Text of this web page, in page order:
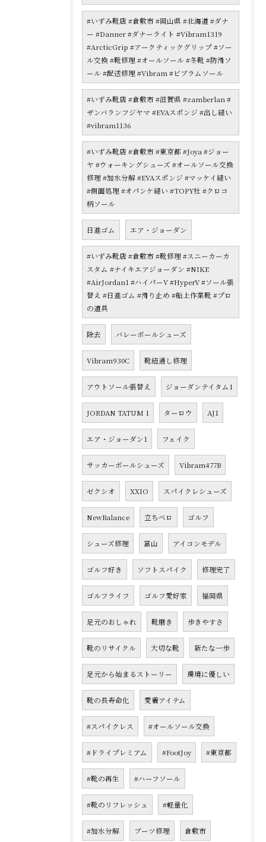
#いずみ靴店 #倉敷市 #岡山県 #北海道 #ダナ
ー #Danner #ダナーライト #Vibram1319
#ArcticGrip #アークティックグリップ #ソー
ル交換 #靴修理 #オールソール #冬靴 #防滑ソ
ール #配送修理 #Vibram #ビブラムソール
#いずみ靴店 #倉敷市 #滋賀県 #zamberlan #
ザンバランフジヤマ #EVAスポンジ #出し縫い
#vibram1136
#いずみ靴店 #倉敷市 #東京都 #Joya #ジョー
ヤ #ウォーキングシューズ #オールソール交換
修理 #加水分解 #EVAスポンジ #マッケイ縫い
#側面処理 #オパンケ縫い #TOPY社 #クロコ
柄ソール
日進ゴム エア・ジョーダン
#いずみ靴店 #倉敷市 #靴修理 #スニーカーカ
スタム #ナイキエアジョーダン #NIKE
#AirJordan1 #ハイパーV #HyperV #ソール張
替え #日進ゴム #滑り止め #船上作業靴 #プロ
の道具
除去 バレーボールシューズ
Vibram930C 靴紐通し修理
アウトソール張替え ジョーダンテイタム1
JORDAN TATUM 1 ターロウ AJ1
エア・ジョーダン1 フェイク
サッカーボールシューズ Vibram477B
ゼクシオ XXIO スパイクレシューズ
NewBalance 立ちベロ ゴルフ
シューズ修理 富山 アイコンモデル
ゴルフ好き ソフトスパイク 修理完了
ゴルフライフ ゴルフ愛好家 福岡県
足元のおしゃれ 靴磨き 歩きやすさ
靴のリサイクル 大切な靴 新たな一歩
足元から始まるストーリー 環境に優しい
靴の長寿命化 愛着アイテム
#スパイクレス #オールソール交換
#ドライプレミアム #FootJoy #東京都
#靴の再生 #ハーフソール
#靴のリフレッシュ #軽量化
#加水分解 ブーツ修理 倉敷市